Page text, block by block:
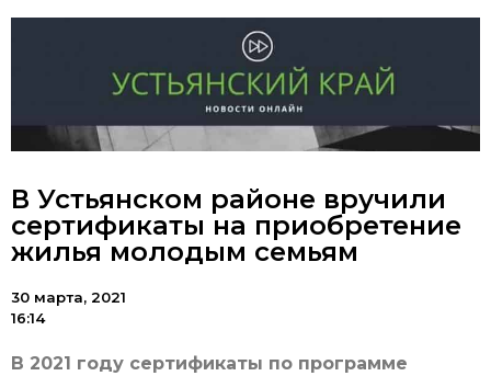
В Устьянском районе вручили
сертификаты на приобретение
жилья молодым семьям
30 марта, 2021
16:14
В 2021 году сертификаты по программе